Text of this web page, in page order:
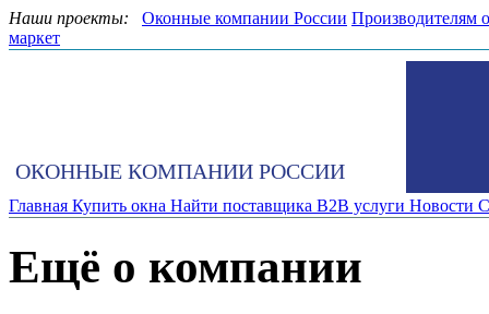
Наши проекты: Оконные компании России Производителям
маркет
ОКОННЫЕ КОМПАНИИ РОССИИ
Главная Купить окна Найти поставщика B2B услуги Новости
Ещё о компании